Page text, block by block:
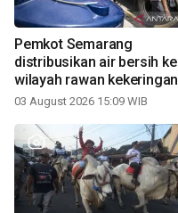
Pemkot Semarang
distribusikan air bersih ke
wilayah rawan kekeringan
03 August 2026 15:09 WIB